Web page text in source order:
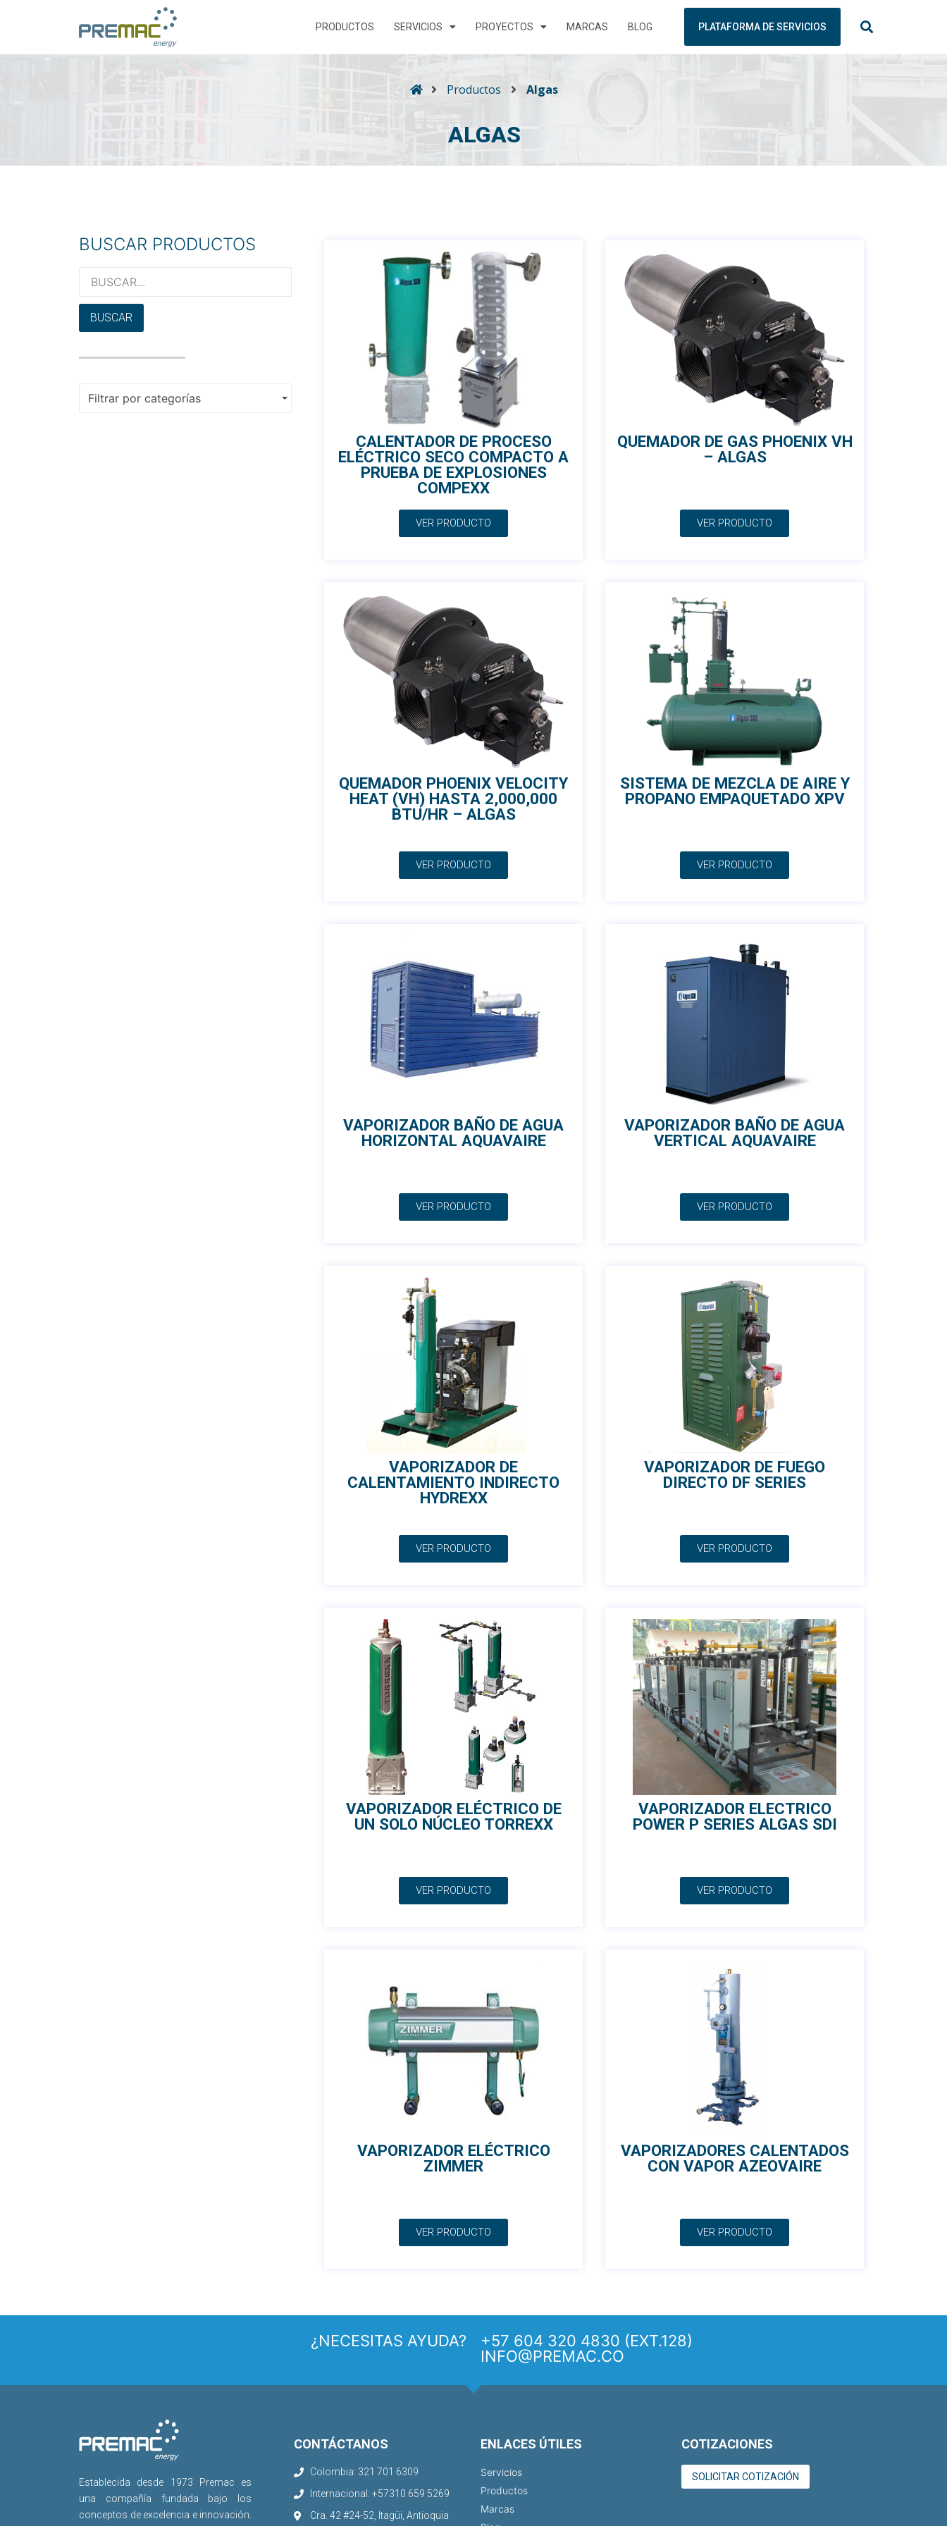
PRODUCTOS SERVICIOS PROYECTOS MARCAS BLOG PLATAFORMA DE SERVICIOS
Productos Algas
ALGAS
BUSCAR PRODUCTOS
BUSCAR
Filtrar por categorías
CALENTADOR DE PROCESO
ELÉCTRICO SECO COMPACTO A
PRUEBA DE EXPLOSIONES
COMPEXX
VER PRODUCTO
QUEMADOR DE GAS PHOENIX VH
– ALGAS
VER PRODUCTO
QUEMADOR PHOENIX VELOCITY
HEAT (VH) HASTA 2,000,000
BTU/HR – ALGAS
VER PRODUCTO
SISTEMA DE MEZCLA DE AIRE Y
PROPANO EMPAQUETADO XPV
VER PRODUCTO
VAPORIZADOR BAÑO DE AGUA
HORIZONTAL AQUAVAIRE
VER PRODUCTO
VAPORIZADOR BAÑO DE AGUA
VERTICAL AQUAVAIRE
VER PRODUCTO
VAPORIZADOR DE
CALENTAMIENTO INDIRECTO
HYDREXX
VER PRODUCTO
VAPORIZADOR DE FUEGO
DIRECTO DF SERIES
VER PRODUCTO
VAPORIZADOR ELÉCTRICO DE
UN SOLO NÚCLEO TORREXX
VER PRODUCTO
VAPORIZADOR ELECTRICO
POWER P SERIES ALGAS SDI
VER PRODUCTO
VAPORIZADOR ELÉCTRICO
ZIMMER
VER PRODUCTO
VAPORIZADORES CALENTADOS
CON VAPOR AZEOVAIRE
VER PRODUCTO
¿NECESITAS AYUDA?
+57 604 320 4830 (EXT.128)
INFO@PREMAC.CO
Establecida desde 1973 Premac es
una compañía fundada bajo los
conceptos de excelencia e innovación.
CONTÁCTANOS
Colombia: 321 701 6309
Internacional: +57310 659 5269
Cra. 42 #24-52, Itagüi, Antioquia
ENLACES ÚTILES
Servicios
Productos
Marcas
COTIZACIONES
SOLICITAR COTIZACIÓN